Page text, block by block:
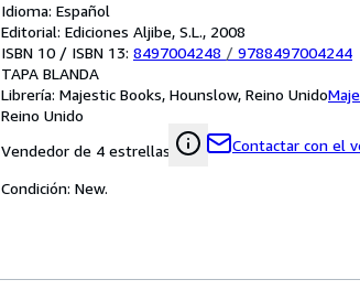
Idioma: Español
Editorial: Ediciones Aljibe, S.L., 2008
ISBN 10 / ISBN 13: 8497004248 / 9788497004244
TAPA BLANDA
Librería: Majestic Books, Hounslow, Reino Unido
Reino Unido
Vendedor de 4 estrellas
Contactar con el
Condición: New.